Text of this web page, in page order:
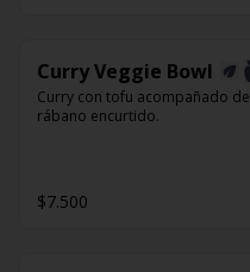
Curry Veggie Bowl
Curry con tofu acompañado
rábano encurtido.
$7.500